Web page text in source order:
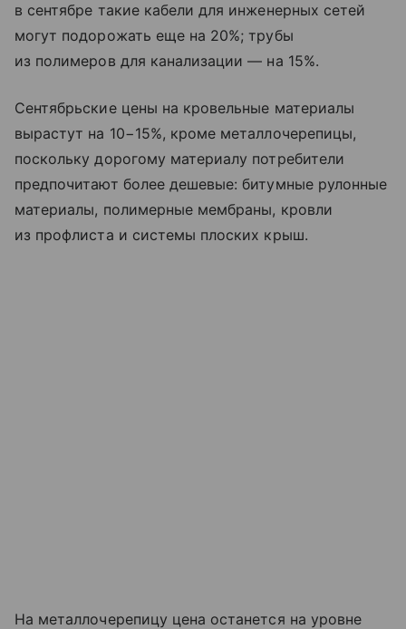
в сентябре такие кабели для инженерных сетей
могут подорожать еще на 20%; трубы
из полимеров для канализации — на 15%.
Сентябрьские цены на кровельные материалы
вырастут на 10−15%, кроме металлочерепицы,
поскольку дорогому материалу потребители
предпочитают более дешевые: битумные рулонные
материалы, полимерные мембраны, кровли
из профлиста и системы плоских крыш.
На металлочерепицу цена останется на уровне